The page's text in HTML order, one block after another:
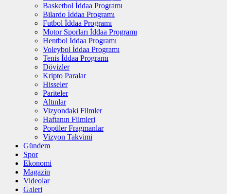
Basketbol İddaa Programı
Bilardo İddaa Programı
Futbol İddaa Programı
Motor Sporları İddaa Programı
Hentbol İddaa Programı
Voleybol İddaa Programı
Tenis İddaa Programı
Dövizler
Kripto Paralar
Hisseler
Pariteler
Altınlar
Vizyondaki Filmler
Haftanın Filmleri
Popüler Fragmanlar
Vizyon Takvimi
Gündem
Spor
Ekonomi
Magazin
Videolar
Galeri